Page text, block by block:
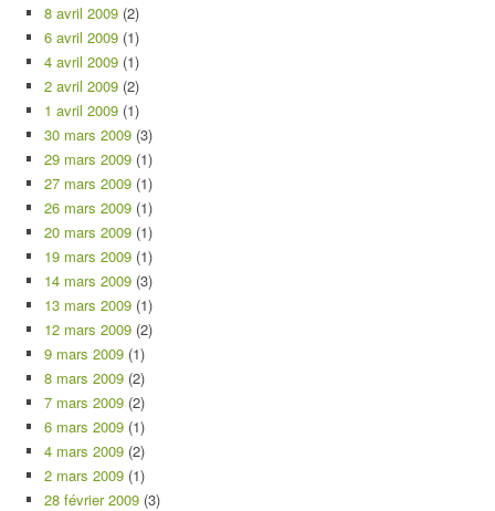
8 avril 2009 (2)
6 avril 2009 (1)
4 avril 2009 (1)
2 avril 2009 (2)
1 avril 2009 (1)
30 mars 2009 (3)
29 mars 2009 (1)
27 mars 2009 (1)
26 mars 2009 (1)
20 mars 2009 (1)
19 mars 2009 (1)
14 mars 2009 (3)
13 mars 2009 (1)
12 mars 2009 (2)
9 mars 2009 (1)
8 mars 2009 (2)
7 mars 2009 (2)
6 mars 2009 (1)
4 mars 2009 (2)
2 mars 2009 (1)
28 février 2009 (3)